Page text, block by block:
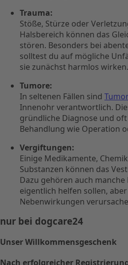
Trauma:
Stöße, Stürze oder
Halsbereich können das
stören. Besonders bei
solltest du auf mögliche
sie zunächst harmlos wirken.
Tumore:
In seltenen Fällen sind
Innenohr verantwortlich.
gründliche Diagnose und
Behandlung wie Operation
Vergiftungen:
Einige Medikamente,
Substanzen können das
Dazu gehören auch
eigentlich helfen sollen,
Nebenwirkungen
nur bei dogcare24
Unser Willkommensgeschenk
Nach erfolgreicher